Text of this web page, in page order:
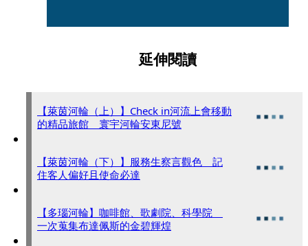
延伸閱讀
【萊茵河輪（上）】Check in河流上會移動
的精品旅館 寰宇河輪安東尼號
【萊茵河輪（下）】服務生察言觀色 記
住客人偏好且使命必達
【多瑙河輪】咖啡館、歌劇院、科學院
一次蒐集布達佩斯的金碧輝煌